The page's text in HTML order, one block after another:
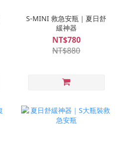
S-MINI 救急安瓶｜夏日舒
緩神器
NT$780
NT$880